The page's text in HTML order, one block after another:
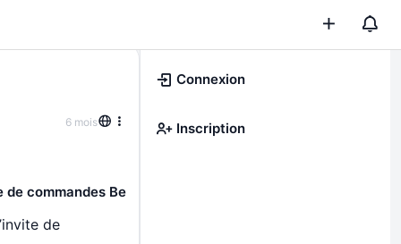
6 mois
commandes Be
de
Connexion
Inscription